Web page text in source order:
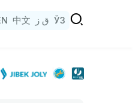
中文 ق ز ЎЗ